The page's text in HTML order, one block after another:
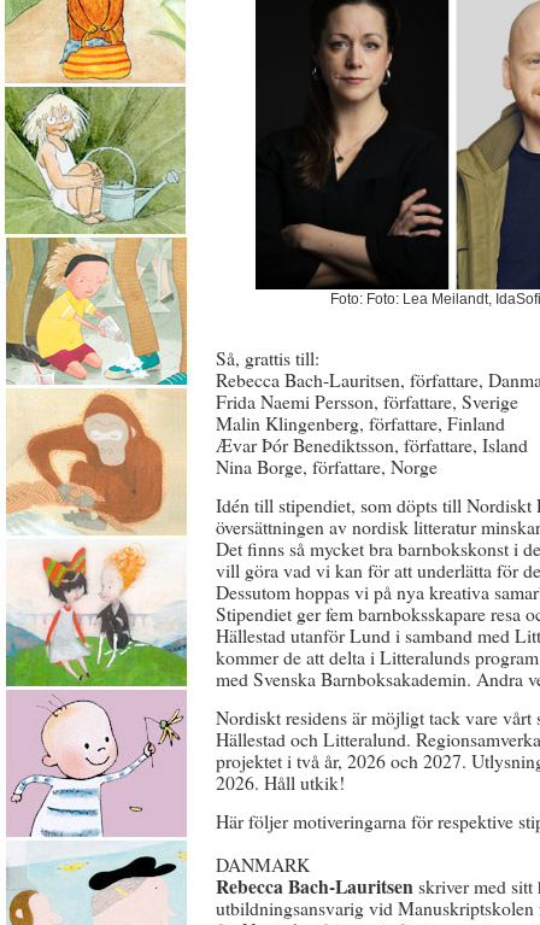
Foto: Foto: Lea Meilandt,
Så, grattis till:
Rebecca Bach-Lauritsen, författare,
Frida Naemi Persson, författare, Sverige
Malin Klingenberg, författare, Finland
Ævar Þór Benediktsson, författare, Island
Nina Borge, författare, Norge
Idén till stipendiet, som döpts till Nordiskt
översättningen av nordisk litteratur
Det finns så mycket bra barnbokskonst i
vill göra vad vi kan för att underlätta för
Dessutom hoppas vi på nya kreativa
Stipendiet ger fem barnboksskapare resa
Hällestad utanför Lund i samband med
kommer de att delta i Litteralunds
med Svenska Barnboksakademin. Andra
Nordiskt residens är möjligt tack vare vårt
Hällestad och Litteralund.
projektet i två år, 2026 och 2027.
2026. Håll utkik!
Här följer motiveringarna för respektive
DANMARK
Rebecca Bach-Lauritsenskriver med sitt
utbildningsansvarig vid